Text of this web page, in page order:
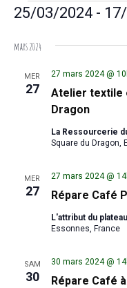
Évènements
25/03/2024 -
une
date.
mars 2024
MER
27
Atelier textile
Dragon
27 mars 2024 @
La Ressourcerie
Square du Dragon,
MER
27 Répare Café
27 mars 2024 @
L'attribut du plateau
Essonnes, France
SAM
30 Répare Café
30 mars 2024 @